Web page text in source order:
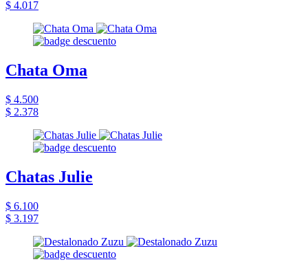
$ 4.017
Chata Oma
$ 4.500
$ 2.378
Chatas Julie
$ 6.100
$ 3.197